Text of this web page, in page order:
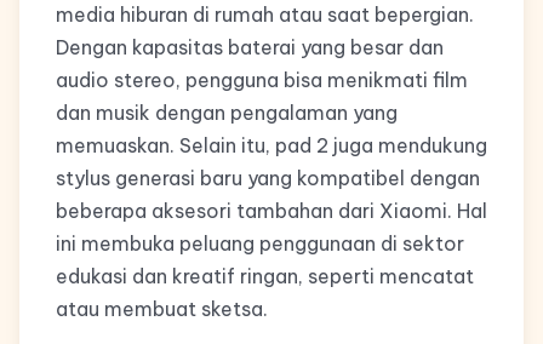
media hiburan di rumah atau saat bepergian.
Dengan kapasitas baterai yang besar dan
audio stereo, pengguna bisa menikmati film
dan musik dengan pengalaman yang
memuaskan. Selain itu, pad 2 juga mendukung
stylus generasi baru yang kompatibel dengan
beberapa aksesori tambahan dari Xiaomi. Hal
ini membuka peluang penggunaan di sektor
edukasi dan kreatif ringan, seperti mencatat
atau membuat sketsa.